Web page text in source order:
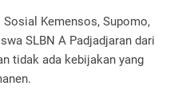
Kemensos, Supomo,
SLBN A Padjadjaran dari
tidak ada kebijakan yang